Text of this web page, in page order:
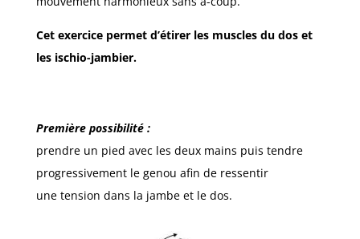
Cet exercice permet d’étirer les muscles du dos et
les ischio-jambier.
Première possibilité :
prendre un pied avec les deux mains puis tendre
progressivement le genou afin de ressentir
une tension dans la jambe et le dos.